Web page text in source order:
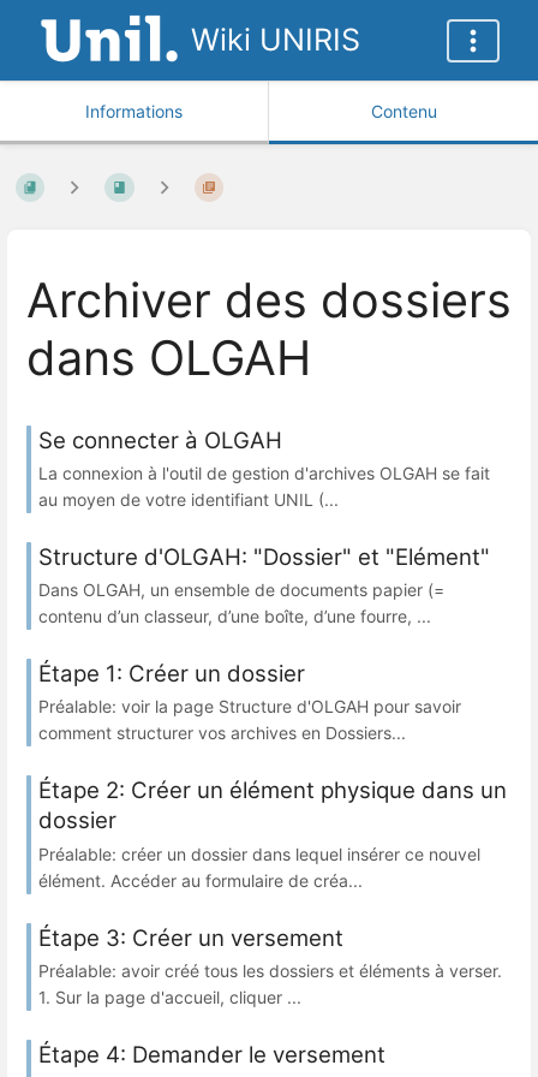
Wiki UNIRIS
Informations Contenu
Archiver des dossiers
dans OLGAH
Se connecter à OLGAH
La connexion à l'outil de gestion d'archives OLGAH se fait
au moyen de votre identifiant UNIL (...
Structure d'OLGAH: "Dossier" et "Elément"
Dans OLGAH, un ensemble de documents papier (=
contenu d’un classeur, d’une boîte, d’une fourre, ...
Étape 1: Créer un dossier
Préalable: voir la page Structure d'OLGAH pour savoir
comment structurer vos archives en Dossiers...
Étape 2: Créer un élément physique dans un
dossier
Préalable: créer un dossier dans lequel insérer ce nouvel
élément. Accéder au formulaire de créa...
Étape 3: Créer un versement
Préalable: avoir créé tous les dossiers et éléments à verser.
1. Sur la page d'accueil, cliquer ...
Étape 4: Demander le versement